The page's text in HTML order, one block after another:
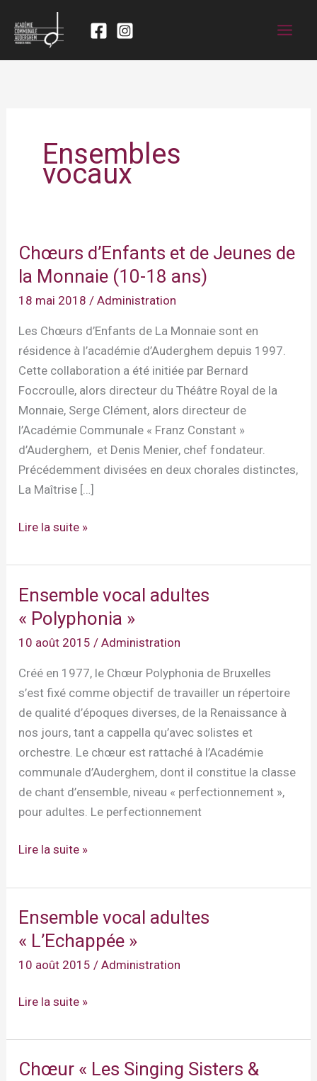
Ensembles
vocaux
Chœurs d’Enfants et de Jeunes de
la Monnaie (10-18 ans)
18 mai 2018 /Administration
Les Chœurs d’Enfants de La Monnaie sont en
résidence à l’académie d’Auderghem depuis 1997.
Cette collaboration a été initiée par Bernard
Foccroulle, alors directeur du Théâtre Royal de la
Monnaie, Serge Clément, alors directeur de
l’Académie Communale « Franz Constant »
d’Auderghem, et Denis Menier, chef fondateur.
Précédemment divisées en deux chorales distinctes,
La Maîtrise […]
Chœurs
et
de
Jeunes
de
la
Monnaie
(10-
18
Lire la suite »
Ensemble vocal adultes
« Polyphonia »
10 août 2015 /Administration
Créé en 1977, le Chœur Polyphonia de Bruxelles
s’est fixé comme objectif de travailler un répertoire
de qualité d’époques diverses, de la Renaissance à
nos jours, tant a cappella qu’avec solistes et
orchestre. Le chœur est rattaché à l’Académie
communale d’Auderghem, dont il constitue la classe
de chant d’ensemble, niveau « perfectionnement »,
pour adultes. Le perfectionnement
Ensemble
adultes
« Polyphonia »
Lire la suite »
Ensemble vocal adultes
« L’Echappée »
10 août 2015/Administration
Ensemble
adultes
« L’Echappée »
Lire la suite »
Chœur « Les Singing Sisters &